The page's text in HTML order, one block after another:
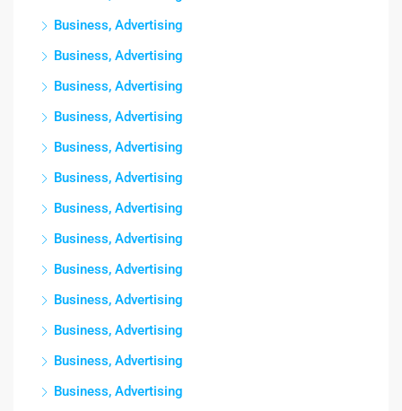
Business, Advertising
Business, Advertising
Business, Advertising
Business, Advertising
Business, Advertising
Business, Advertising
Business, Advertising
Business, Advertising
Business, Advertising
Business, Advertising
Business, Advertising
Business, Advertising
Business, Advertising